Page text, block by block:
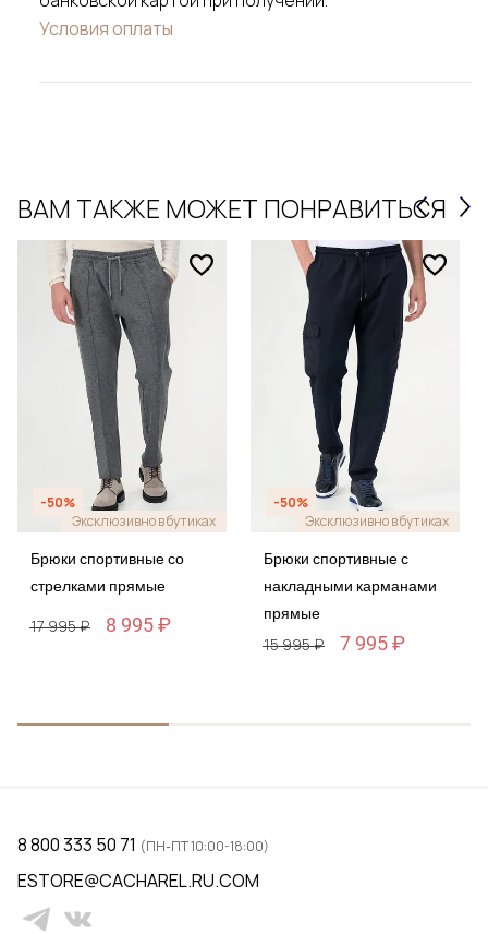
Условия оплаты
ВАМ ТАКЖЕ МОЖЕТ ПОНРАВИТЬСЯ
-50%
Эксклюзивно в бутиках
Брюки спортивные со
стрелками прямые
17 995 ₽ 8 995 ₽
-50%
Эксклюзивно в бутиках
Брюки спортивные с
накладными карманами
прямые
15 995 ₽ 7 995 ₽
8 800 333 50 71 (ПН-ПТ 10:00-18:00)
ESTORE@CACHAREL.RU.COM